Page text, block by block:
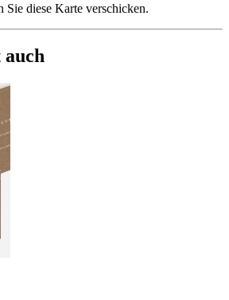
Sie diese Karte verschicken.